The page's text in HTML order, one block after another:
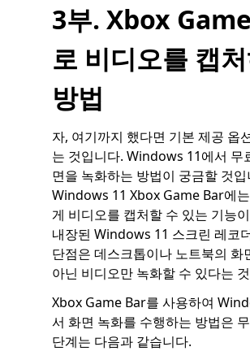
3부. Xbox
로 비디오를 캡
방법
자, 여기까지 했다면 기본 제공 옵
는 것입니다. Windows 11에서 무
면을 녹화하는 방법이 궁금할 것입
Windows 11 Xbox Game Bar에는
게 비디오를 캡처할 수 있는 기능
내장된 Windows 11 스크린 레코
단점은 데스크톱이나 노트북의 화
아닌 비디오만 녹화할 수 있다는
Xbox Game Bar를 사용하여
서 화면 녹화를 수행하는 방법은
단계는 다음과 같습니다.